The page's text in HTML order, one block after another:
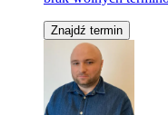
Znajdź termin